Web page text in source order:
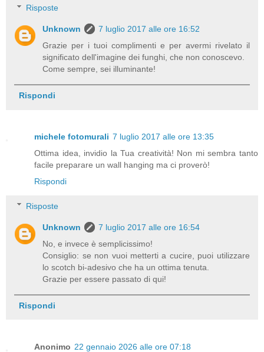
Risposte
Unknown
7 luglio 2017 alle ore 16:52
Grazie per i tuoi complimenti e per avermi rivelato il
significato dell'imagine dei funghi, che non conoscevo.
Come sempre, sei illuminante!
Rispondi
michele fotomurali 7 luglio 2017 alle ore 13:35
Ottima idea, invidio la Tua creatività! Non mi sembra tanto
facile preparare un wall hanging ma ci proverò!
Rispondi
Risposte
Unknown
7 luglio 2017 alle ore 16:54
No, e invece è semplicissimo!
Consiglio: se non vuoi metterti a cucire, puoi utilizzare
lo scotch bi-adesivo che ha un ottima tenuta.
Grazie per essere passato di qui!
Rispondi
Anonimo 22 gennaio 2026 alle ore 07:18